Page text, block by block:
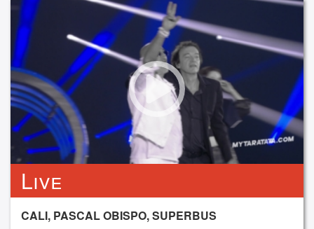
Live
CALI, PASCAL OBISPO, SUPERBUS